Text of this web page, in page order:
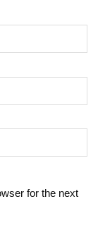
for the next